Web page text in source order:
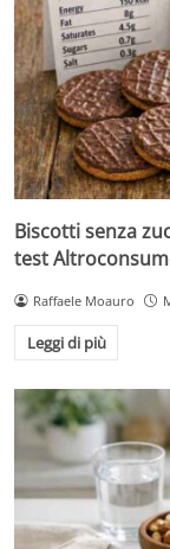
Biscotti senza
test
Raffaele Moauro
Leggi di più